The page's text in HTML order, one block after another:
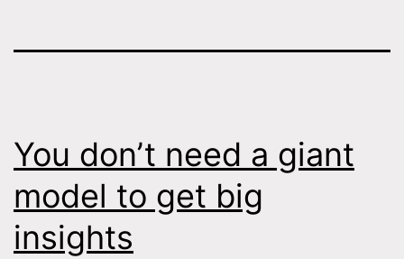
You don’t need a giant
model to get big
insights